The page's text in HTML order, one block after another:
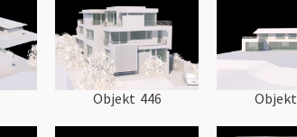
Objekt 446 Objekt